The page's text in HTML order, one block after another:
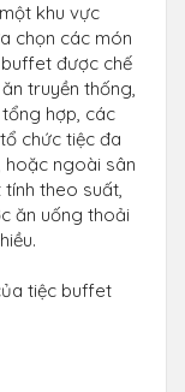
khu vực
chọn các món
được chế
truyền thống,
hợp, các
chức tiệc đa
hoặc ngoài sân
theo suất,
ăn uống thoải
tiệc buffet